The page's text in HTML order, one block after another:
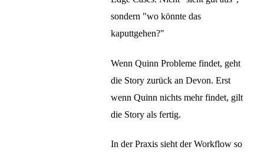
sondern "wo könnte das
kaputtgehen?"
Wenn Quinn Probleme findet, geht
die Story zurück an Devon. Erst
wenn Quinn nichts mehr findet, gilt
die Story als fertig.
In der Praxis sieht der Workflow so